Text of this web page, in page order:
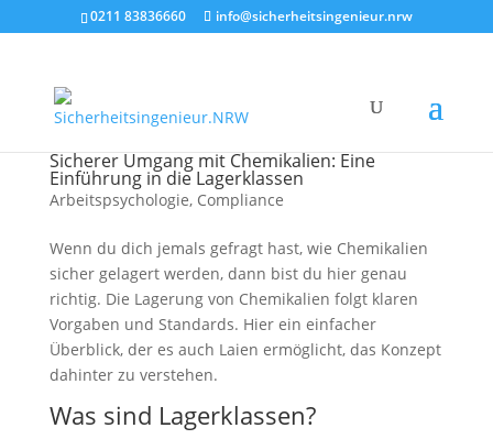
0211 83836660 info@sicherheitsingenieur.nrw
Sicherer Umgang mit Chemikalien: Eine
Einführung in die Lagerklassen
Arbeitspsychologie, Compliance
Wenn du dich jemals gefragt hast, wie Chemikalien
sicher gelagert werden, dann bist du hier genau
richtig. Die Lagerung von Chemikalien folgt klaren
Vorgaben und Standards. Hier ein einfacher
Überblick, der es auch Laien ermöglicht, das Konzept
dahinter zu verstehen.
Was sind Lagerklassen?